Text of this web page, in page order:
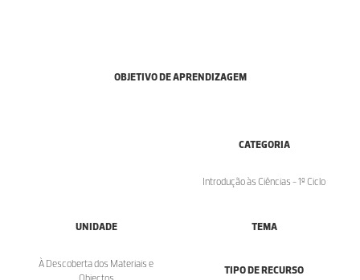
OBJETIVO DE APRENDIZAGEM
CATEGORIA
Introdução às Ciências - 1º Ciclo
UNIDADE
À Descoberta dos Materiais e
TEMA
TIPO DE RECURSO